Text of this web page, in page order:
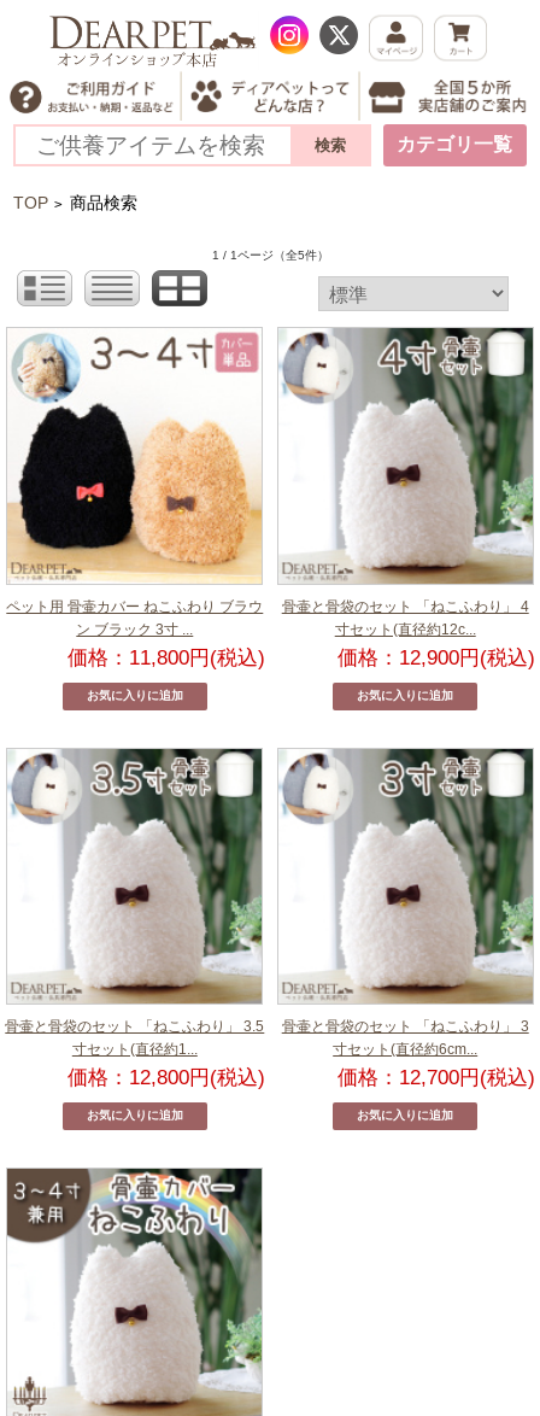
カテゴリ一覧
TOP > 商品検索
1 / 1ページ （全5件）
ペット用 骨壷カバー ねこふわり ブラウ
ン ブラック 3寸 ...
価格：11,800円(税込)
骨壷と骨袋のセット 「ねこふわり」 4
寸セット(直径約12c...
価格：12,900円(税込)
骨壷と骨袋のセット 「ねこふわり」 3.5
寸セット(直径約1...
価格：12,800円(税込)
骨壷と骨袋のセット 「ねこふわり」 3
寸セット(直径約6cm...
価格：12,700円(税込)